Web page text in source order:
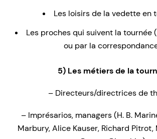
Les loisirs de la vedette en
Les proches qui suivent la tournée
ou par la
5) Les métiers de la
– Directeurs/directrices de
– Imprésarios, managers (H. B.
Marbury, Alice Kauser, Richard Pitrot,